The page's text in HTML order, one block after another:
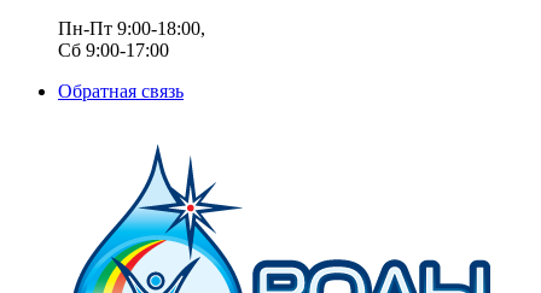
Пн-Пт 9:00-18:00,
Сб 9:00-17:00
Обратная связь